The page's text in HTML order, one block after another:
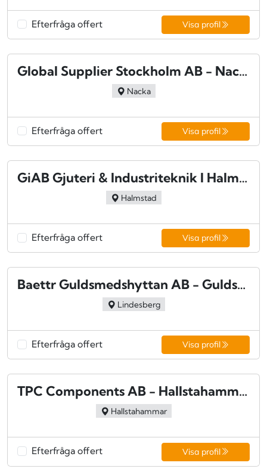
Efterfråga offert Visa profil
Global Supplier Stockholm AB - Nacka
Nacka
Efterfråga offert Visa profil
GiAB Gjuteri & Industriteknik I Halmstad AB - Halmstad
Halmstad
Efterfråga offert Visa profil
Baettr Guldsmedshyttan AB - Guldsmedshyttan
Lindesberg
Efterfråga offert Visa profil
TPC Components AB - Hallstahammar
Hallstahammar
Efterfråga offert Visa profil